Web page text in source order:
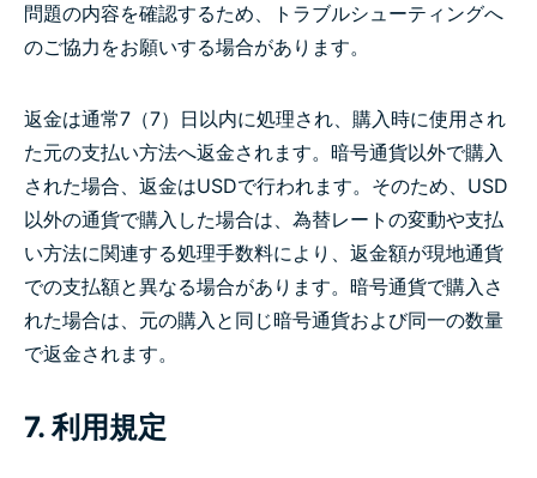
問題の内容を確認するため、トラブルシューティングへ
のご協力をお願いする場合があります。
返金は通常7（7）日以内に処理され、購入時に使用され
た元の支払い方法へ返金されます。暗号通貨以外で購入
された場合、返金はUSDで行われます。そのため、USD
以外の通貨で購入した場合は、為替レートの変動や支払
い方法に関連する処理手数料により、返金額が現地通貨
での支払額と異なる場合があります。暗号通貨で購入さ
れた場合は、元の購入と同じ暗号通貨および同一の数量
で返金されます。
7. 利用規定